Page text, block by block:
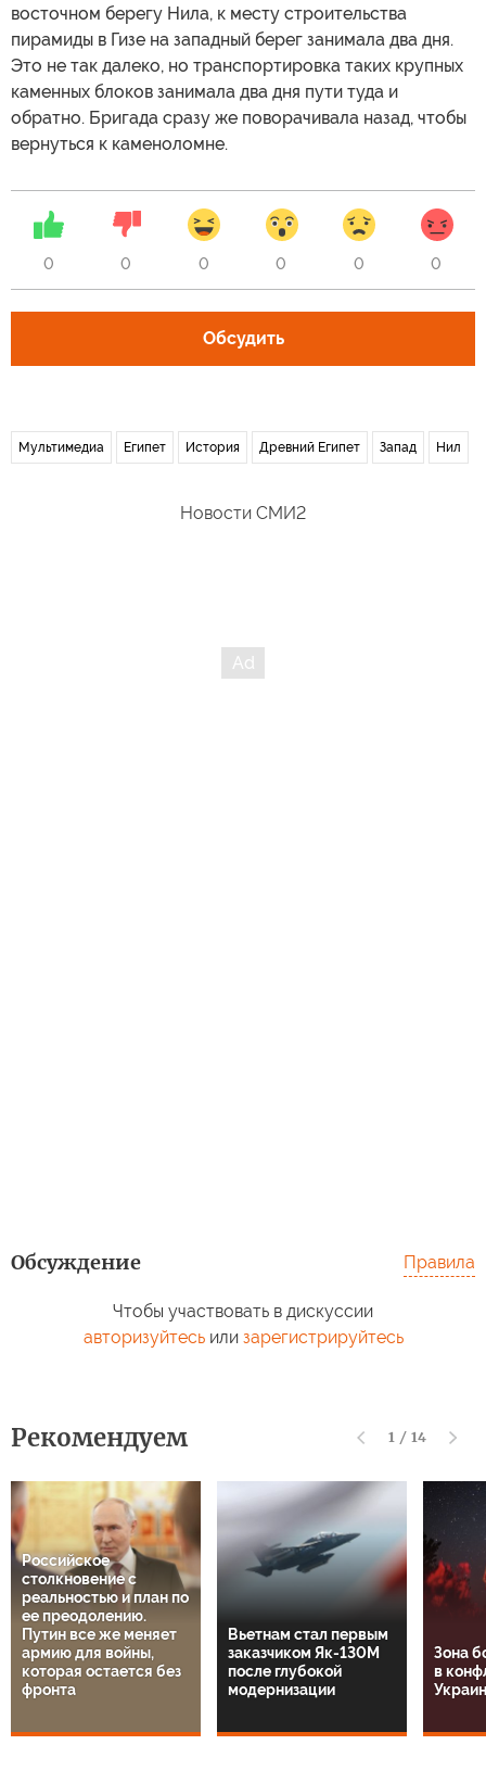
восточном берегу Нила, к месту строительства
пирамиды в Гизе на западный берег занимала два дня.
Это не так далеко, но транспортировка таких крупных
каменных блоков занимала два дня пути туда и
обратно. Бригада сразу же поворачивала назад, чтобы
вернуться к каменоломне.
0 0 0 0 0 0
Обсудить
Мультимедиа Египет История Древний Египет Запад Нил
Новости СМИ2
Обсуждение Правила
Чтобы участвовать в дискуссии
авторизуйтесьили зарегистрируйтесь
Рекомендуем 1 / 14
Российское
столкновение с
реальностью и план по
ее преодолению.
Путин все же меняет
армию для войны,
которая остается без
фронта
Вьетнам стал первым
заказчиком Як-130М
после глубокой
модернизации
Зона
в